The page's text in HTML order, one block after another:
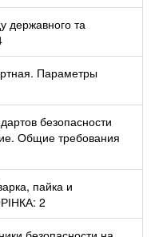
державного та
Параметры
безопасности
Общие требования
пайка и
2